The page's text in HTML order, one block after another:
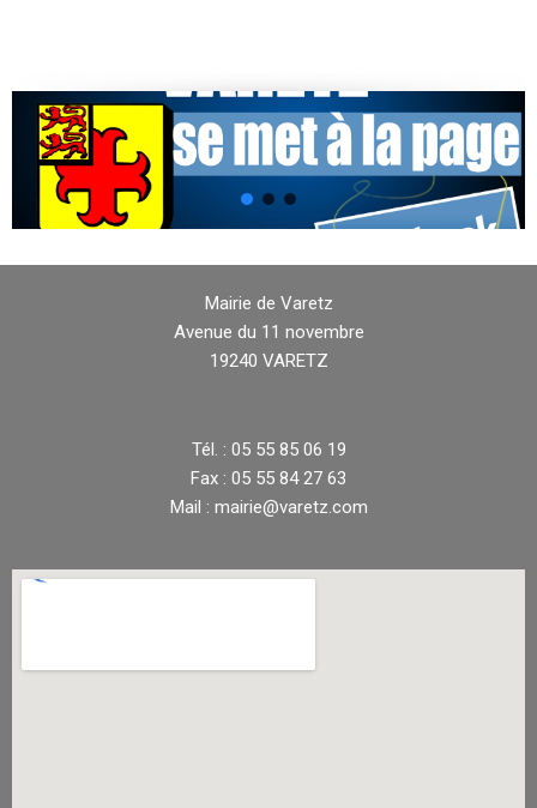
Mairie de Varetz
Avenue du 11 novembre
19240 VARETZ
Tél. : 05 55 85 06 19
Fax : 05 55 84 27 63
Mail : mairie@varetz.com